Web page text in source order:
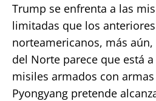
Trump se enfrenta a las
limitadas que los
norteamericanos, más
del Norte parece que está
misiles armados con
Pyongyang pretende